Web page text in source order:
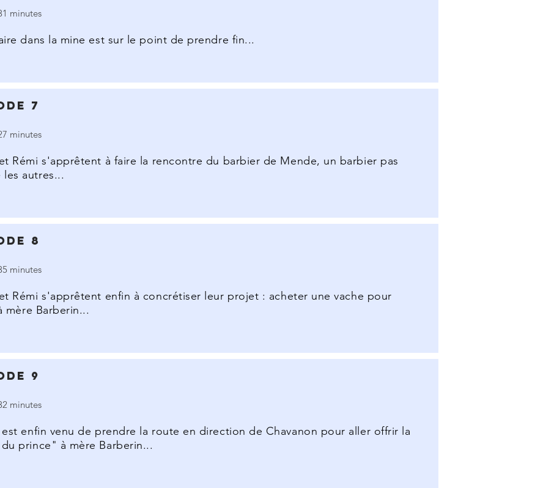
minutes
dans la mine est sur le point de prendre fin...
7
minutes
Rémi s'apprêtent à faire la rencontre du barbier de Mende, un barbier pas
les autres...
8
minutes
Rémi s'apprêtent enfin à concrétiser leur projet : acheter une vache pour
mère Barberin...
9
minutes
enfin venu de prendre la route en direction de Chavanon pour aller offrir la
prince" à mère Barberin...